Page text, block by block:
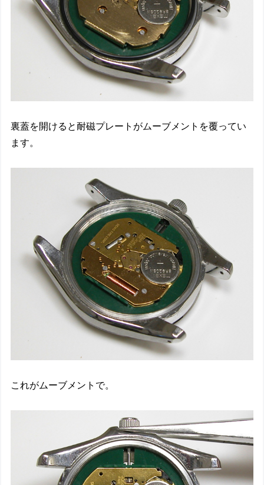
裏蓋を開けると耐磁プレートがムーブメントを覆ってい
ます。
これがムーブメントで。